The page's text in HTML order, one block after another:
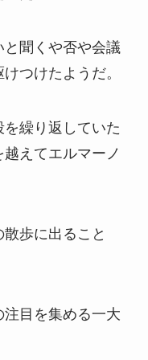
と聞くや否や会議
つけたようだ。
繰り返していた
えてエルマーノ
歩に出ること
目を集める一大